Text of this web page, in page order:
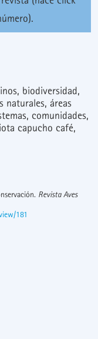
biodiversidad
naturales áreas
comunidades
capucho café
Revista Aves
181